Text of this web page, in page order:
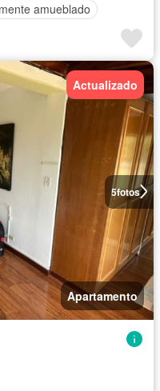
amueblado
5fotos
Actualizado
Apartamento